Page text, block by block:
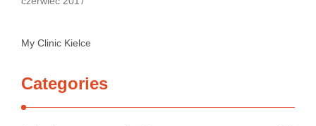
My Clinic Kielce
Categories